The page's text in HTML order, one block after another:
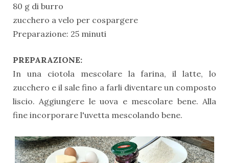
80 g di burro
zucchero a velo per cospargere
Preparazione: 25 minuti
PREPARAZIONE:
In una ciotola mescolare la farina, il latte, lo
zucchero e il sale fino a farli diventare un composto
liscio. Aggiungere le uova e mescolare bene. Alla
fine incorporare l'uvetta mescolando bene.